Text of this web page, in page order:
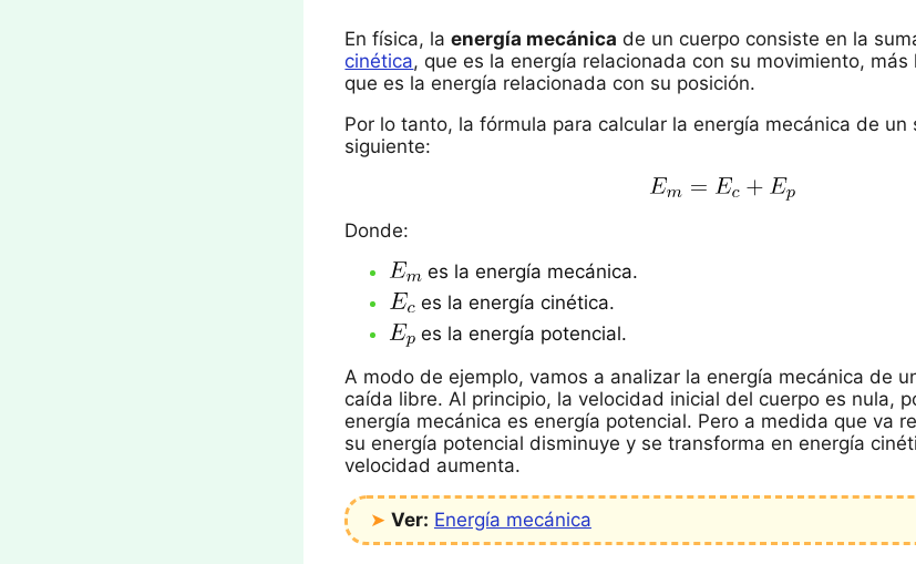
En física, laenergía mecánica de un cuerpo consiste en la
cinética, que es la energía relacionada con su movimiento, más
que es la energía relacionada con su posición.
Por lo tanto, la fórmula para calcular la energía mecánica de un
siguiente:
Donde:
es la energía mecánica.
es la energía cinética.
es la energía potencial.
A modo de ejemplo, vamos a analizar la energía mecánica de
caída libre. Al principio, la velocidad inicial del cuerpo es nula,
energía mecánica es energía potencial. Pero a medida que va
su energía potencial disminuye y se transforma en energía
velocidad aumenta.
➤ Ver: Energía mecánica